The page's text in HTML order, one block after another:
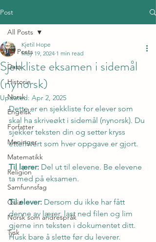
Post
All Posts
Data
Historie
Norsk
Engelsk
Forfatter
Meninger
Matematikk
Religion
Samfunnsfag
Quiz
Norsk som andrespråk
Tysk
All Posts
Sjekkliste eksamen i sidemål
(nynorsk)
Kjetil Hope
May 19, 2024 1 min read
Updated: Apr 2, 2025
Dette er en sjekkliste for elever som
skal ha skriveøkt i sidemål (nynorsk). Du
sjekker teksten din og setter kryss
etterhvert som hver oppgave er gjort.
Til lærer: Del ut til elevene. Be elevene
ta med på eksamen.
Til elever: Dersom du ikke har fått
denne av lærer, last ned filen og lim
gjerne inn teksten i dokumentet ditt.
Husk bare å slette før du leverer.